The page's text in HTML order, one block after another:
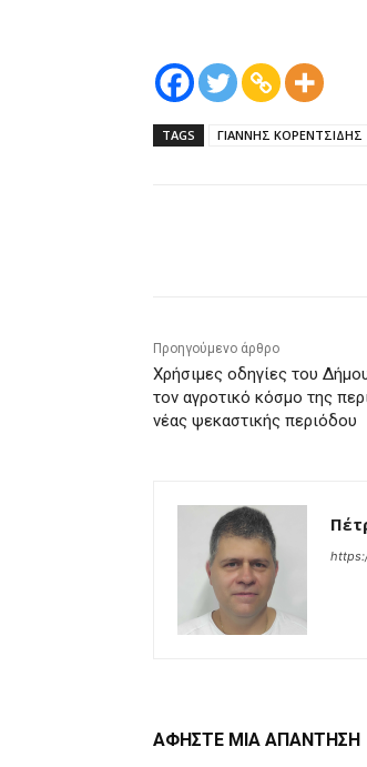
TAGS ΓΙΑΝΝΗΣ ΚΟΡΕΝΤΣΙΔΗΣ
Προηγούμενο άρθρο
Χρήσιμες οδηγίες του
τον αγροτικό κόσμο της
νέας ψεκαστικής περιόδου
ΑΦΗΣΤΕ ΜΙΑ ΑΠΑΝΤΗΣΗ